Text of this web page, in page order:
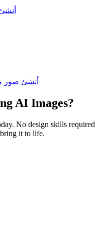
أنشئ صور
AI Images?
No design skills required
it to life.